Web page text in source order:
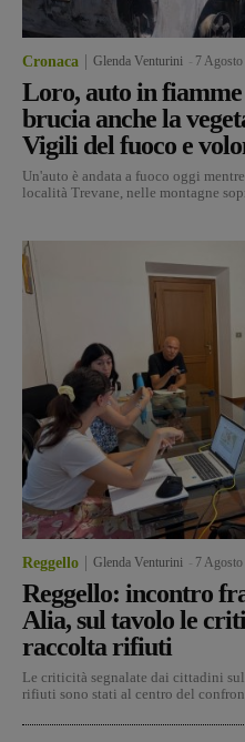
Cronaca Glenda Venturini 7
Loro, auto in
brucia anche la
Vigili del fuoco e
Un'auto è andata a fuoco oggi
località Trevane, nelle montagne
Reggello Glenda Venturini 7
Reggello: incontro
Alia, sul tavolo le
raccolta rifiuti
Le criticità segnalate dai cittadini
rifiuti sono stati al centro del